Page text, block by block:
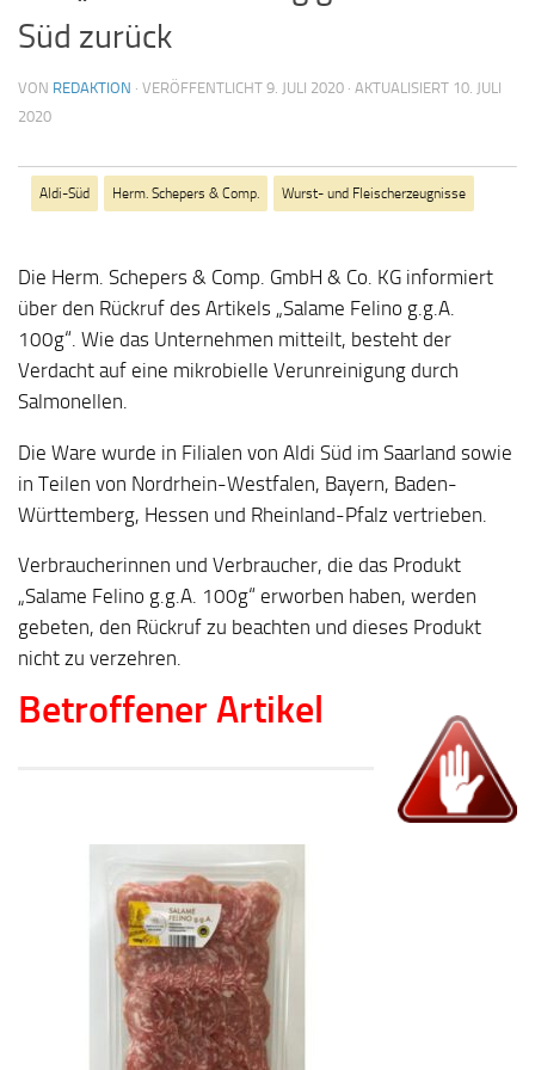
Süd zurück
VON REDAKTION · VERÖFFENTLICHT 9. JULI 2020 · AKTUALISIERT 10. JULI
2020
Aldi-Süd Herm. Schepers & Comp. Wurst- und Fleischerzeugnisse
Die Herm. Schepers & Comp. GmbH & Co. KG informiert
über den Rückruf des Artikels „Salame Felino g.g.A.
100g“. Wie das Unternehmen mitteilt, besteht der
Verdacht auf eine mikrobielle Verunreinigung durch
Salmonellen.
Die Ware wurde in Filialen von Aldi Süd im Saarland sowie
in Teilen von Nordrhein-Westfalen, Bayern, Baden-
Württemberg, Hessen und Rheinland-Pfalz vertrieben.
Verbraucherinnen und Verbraucher, die das Produkt
„Salame Felino g.g.A. 100g“ erworben haben, werden
gebeten, den Rückruf zu beachten und dieses Produkt
nicht zu verzehren.
Betroffener Artikel